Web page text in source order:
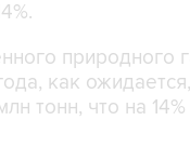
природного
как
тонн, что на